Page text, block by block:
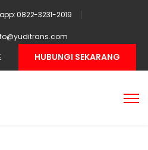
0822-3231-2019
HUBUNGI SEKARANG